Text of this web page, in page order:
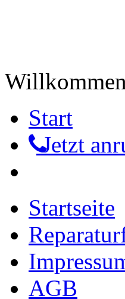
Start
Jetzt
Startseite
AGB